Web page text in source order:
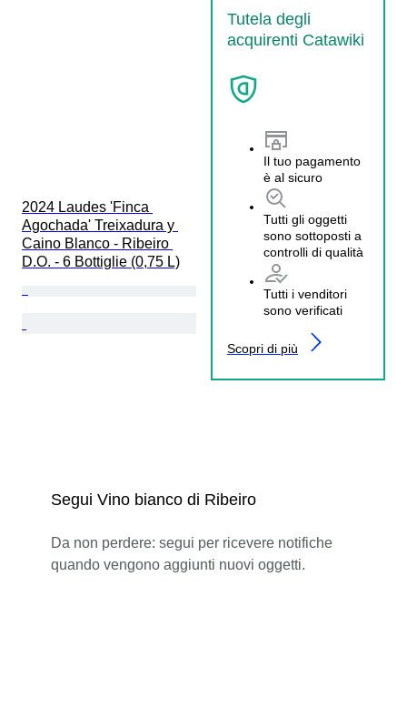
2024 Laudes 'Finca
Agochada' Treixadura y
Caino Blanco - Ribeiro
D.O. - 6 Bottiglie (0,75 L)
Tutela degli
acquirenti Catawiki
Il tuo pagamento
è al sicuro
Tutti gli oggetti
sono sottoposti a
controlli di qualità
Tutti i venditori
sono verificati
Scopri di più
Segui Vino bianco di Ribeiro
Da non perdere: segui per ricevere notifiche
quando vengono aggiunti nuovi oggetti.